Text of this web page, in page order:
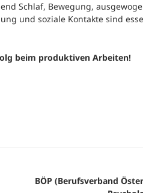
Schlaf, Bewegung,
und soziale Kontakte sind
beim produktiven Arbeiten!
BÖP (Berufsverband